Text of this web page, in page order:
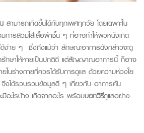
สามารถเกิดขึ้นได้กับทุกเพศทุกวัย โดยเฉพาะใน
ารสวมใส่เสื้อผ้าชื้น ๆ ที่อาจทำให้ผิวหนังเกิด
ง่าย ๆ ซึ่งถึงแม้ว่า ลักษณะอาการดังกล่าวจะดู
รักษาให้หายเป็นปกติดี แต่สัญญาณอาการนี้ ก็อาจ
ในร่างกายที่ควรได้รับการดูแล ด้วยความห่วงใย
จึงได้รวบรวมข้อมูลดี ๆ เกี่ยวกับ อาการคัน
อะไรบ้าง เกิดจากอะไร พร้อมบอกวิธีดูแลอย่าง